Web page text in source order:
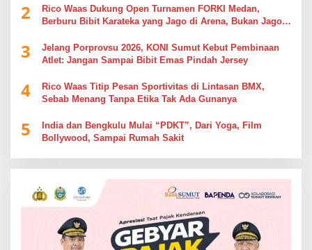
2
Rico Waas Dukung Open Turnamen FORKI Medan,
Berburu Bibit Karateka yang Jago di Arena, Bukan Jago
3
Jelang Porprovsu 2026, KONI Sumut Kebut Pembinaan
Atlet: Jangan Sampai Bibit Emas Pindah Jersey
4
Rico Waas Titip Pesan Sportivitas di Lintasan BMX,
Sebab Menang Tanpa Etika Tak Ada Gunanya
5
India dan Bengkulu Mulai “PDKT”, Dari Yoga, Film
Bollywood, Sampai Rumah Sakit